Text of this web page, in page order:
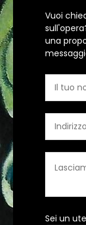
Vuoi
una
Sei un